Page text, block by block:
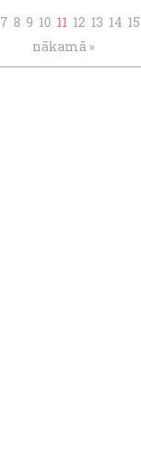
7 8 9 10 11 12 13 14 15
nākamā »